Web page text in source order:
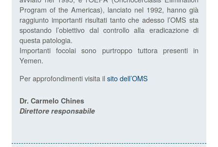
Program of the Americas), lanciato nel 1992, hanno già
raggiunto importanti risultati tanto che adesso l’OMS sta
spostando l’obiettivo dal controllo alla eradicazione di
questa patologia.
Importanti focolai sono purtroppo tuttora presenti in
Yemen.
Per approfondimenti visita ilsito dell’OMS
Dr. Carmelo Chines
Direttore responsabile